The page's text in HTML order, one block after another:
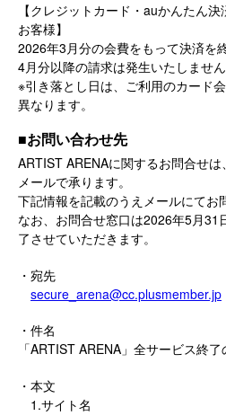
【クレジットカード・auかんたん
お客様】
2026年3月分の会費をもって決済を
4月分以降の請求は発生いたしません
※引き落とし日は、ご利用のカード
異なります。
■お問い合わせ先
ARTIST ARENAに関するお問合せ
メールで承ります。
下記情報を記載のうえメールにてお
なお、お問合せ窓口は2026年5月31
了させていただきます。
・宛先
secure_arena@cc.plusmember.jp
・件名
「ARTIST ARENA」全サービス終了
・本文
1.サイト名